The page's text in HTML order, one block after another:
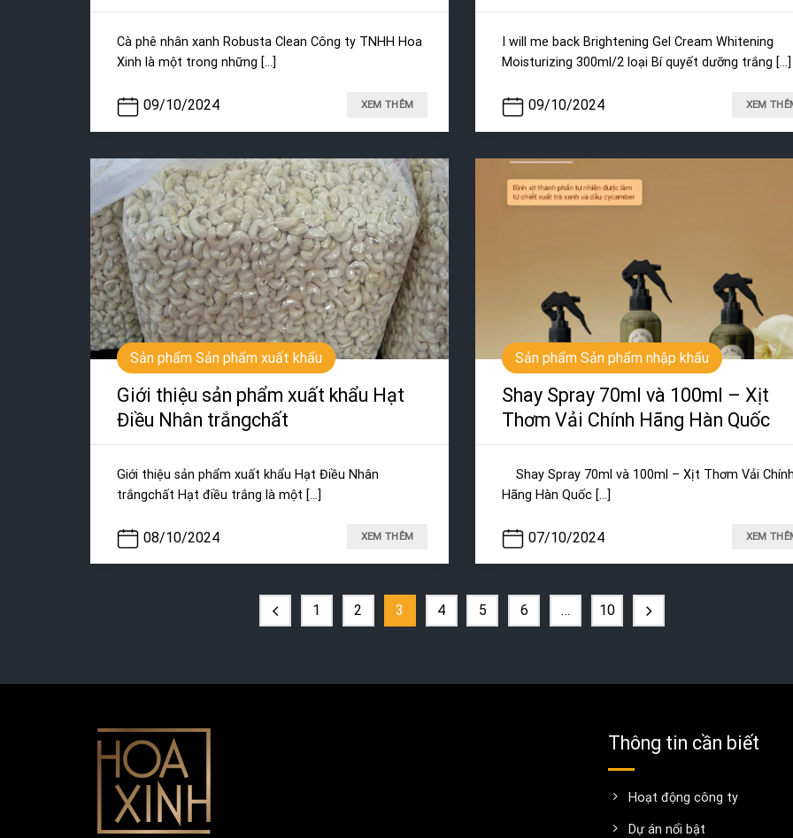
09/10/2024
Cà phê nhân xanh Robusta Clean Công ty TNHH Hoa
Xinh là một trong những [...]
XEM THÊM 09/10/2024
I will me back Brightening Gel Cream Whitening
Moisturizing 300ml/2 loại Bí quyết dưỡng trắng [...]
XEM
Sản phẩm Sản phẩm xuất khẩu
Giới thiệu sản phẩm xuất khẩu Hạt
Điều Nhân trắngchất
08/10/2024
Giới thiệu sản phẩm xuất khẩu Hạt Điều Nhân
trắngchất Hạt điều trắng là một [...]
XEM THÊM
Sản phẩm Sản phẩm nhập khẩu
Shay Spray 70ml và 100ml – Xịt
Thơm Vải Chính Hãng Hàn Quốc
07/10/2024
Shay Spray 70ml và 100ml – Xịt Thơm Vải
Hãng Hàn Quốc [...]
XEM
1 2 3 4 5 6 … 10
Thông tin cần biết
Hoạt động công ty
Dự án nổi bật